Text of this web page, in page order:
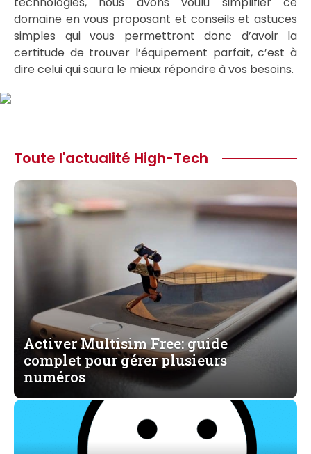
domaine en vous proposant et conseils et astuces
simples qui vous permettront donc d’avoir la
certitude de trouver l’équipement parfait, c’est à
dire celui qui saura le mieux répondre à vos besoins.
Toute l'actualité High-Tech
Activer Multisim Free: guide
complet pour gérer plusieurs
numéros